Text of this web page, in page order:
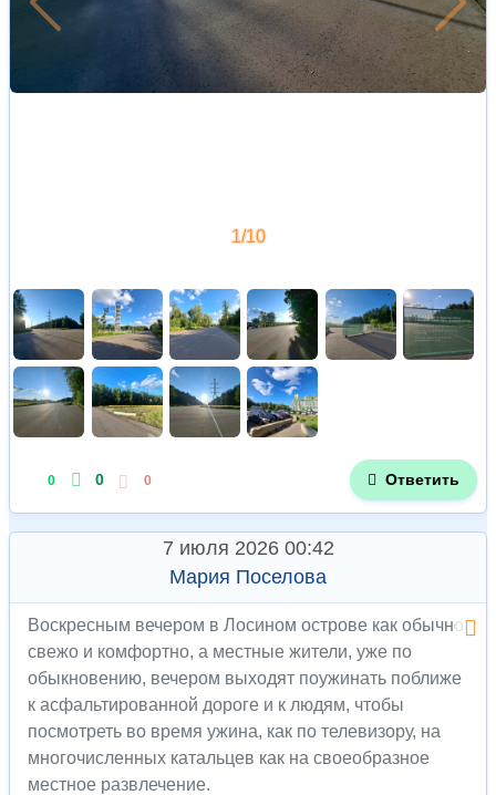
1/10
Позже
0 0 0 Ответить
7 июля 2026 00:42
Мария Поселова
Воскресным вечером в Лосином острове как обычно
свежо и комфортно, а местные жители, уже по
обыкновению, вечером выходят поужинать поближе
к асфальтированной дороге и к людям, чтобы
посмотреть во время ужина, как по телевизору, на
многочисленных катальцев как на своеобразное
местное развлечение.